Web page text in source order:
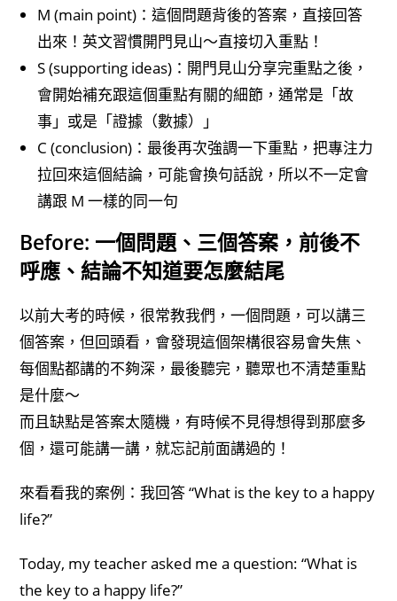
M (main point)：這個問題背後的答案，直接回答
出來！英文習慣開門見山～直接切入重點！
S (supporting ideas)：開門見山分享完重點之後，
會開始補充跟這個重點有關的細節，通常是「故
事」或是「證據（數據）」
C (conclusion)：最後再次強調一下重點，把專注力
拉回來這個結論，可能會換句話說，所以不一定會
講跟 M 一樣的同一句
Before: 一個問題、三個答案，前後不
呼應、結論不知道要怎麼結尾
以前大考的時候，很常教我們，一個問題，可以講三
個答案，但回頭看，會發現這個架構很容易會失焦、
每個點都講的不夠深，最後聽完，聽眾也不清楚重點
是什麼～
而且缺點是答案太隨機，有時候不見得想得到那麼多
個，還可能講一講，就忘記前面講過的！
來看看我的案例：我回答 “What is the key to a happy
life?”
Today, my teacher asked me a question: “What is
the key to a happy life?”